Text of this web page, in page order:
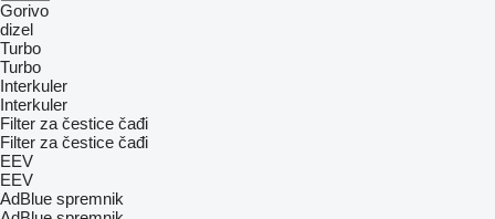
Gorivo
dizel
Turbo
Turbo
Interkuler
Interkuler
Filter za čestice čađi
Filter za čestice čađi
EEV
EEV
AdBlue spremnik